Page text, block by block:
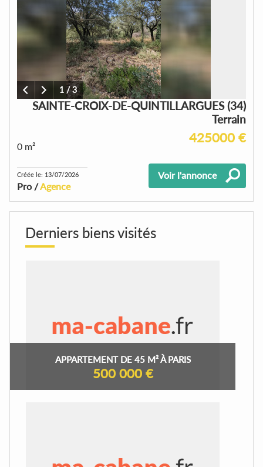
1 /3
SAINTE-CROIX-DE-QUINTILLARGUES (34)
Terrain
425000 €
0 m²
Créée le: 13/07/2026
Pro /Agence
Voir l'annonce
Derniers biens visités
APPARTEMENT DE 45 M² À PARIS
500 000 €